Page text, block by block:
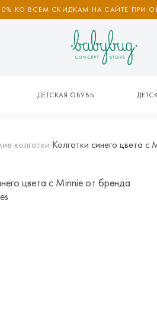
КО ВСЕМ СКИДКАМ НА САЙТЕ ПРИ
ДЕТСКАЯ ОБУВЬ
колготки Колготки синего цвета с